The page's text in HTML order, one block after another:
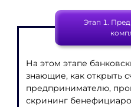
Этап 1.
На этом этапе
знающие, как открыть
предпринимателю,
скрининг